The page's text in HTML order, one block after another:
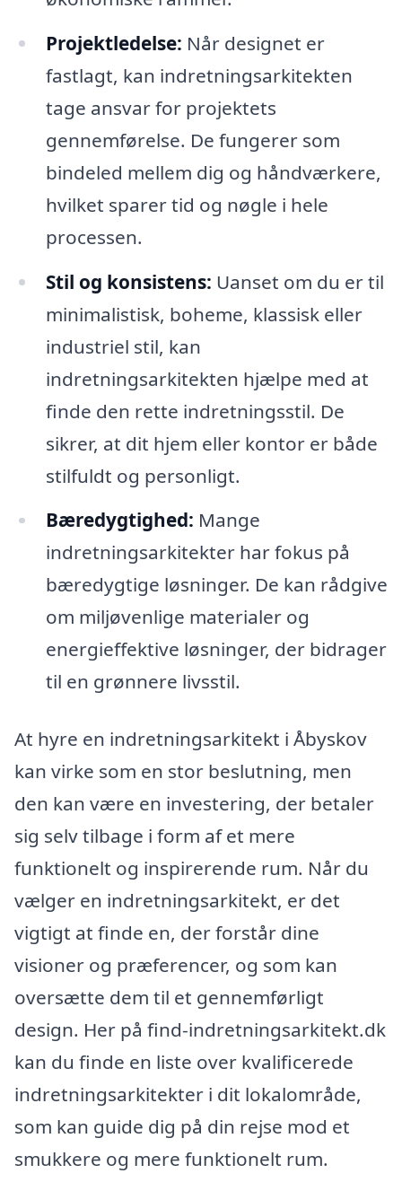
Projektledelse: Når designet er
fastlagt, kan indretningsarkitekten
tage ansvar for projektets
gennemførelse. De fungerer som
bindeled mellem dig og håndværkere,
hvilket sparer tid og nøgle i hele
processen.
Stil og konsistens: Uanset om du er til
minimalistisk, boheme, klassisk eller
industriel stil, kan
indretningsarkitekten hjælpe med at
finde den rette indretningsstil. De
sikrer, at dit hjem eller kontor er både
stilfuldt og personligt.
Bæredygtighed: Mange
indretningsarkitekter har fokus på
bæredygtige løsninger. De kan rådgive
om miljøvenlige materialer og
energieffektive løsninger, der bidrager
til en grønnere livsstil.
At hyre en indretningsarkitekt i Åbyskov
kan virke som en stor beslutning, men
den kan være en investering, der betaler
sig selv tilbage i form af et mere
funktionelt og inspirerende rum. Når du
vælger en indretningsarkitekt, er det
vigtigt at finde en, der forstår dine
visioner og præferencer, og som kan
oversætte dem til et gennemførligt
design. Her på find-indretningsarkitekt.dk
kan du finde en liste over kvalificerede
indretningsarkitekter i dit lokalområde,
som kan guide dig på din rejse mod et
smukkere og mere funktionelt rum.